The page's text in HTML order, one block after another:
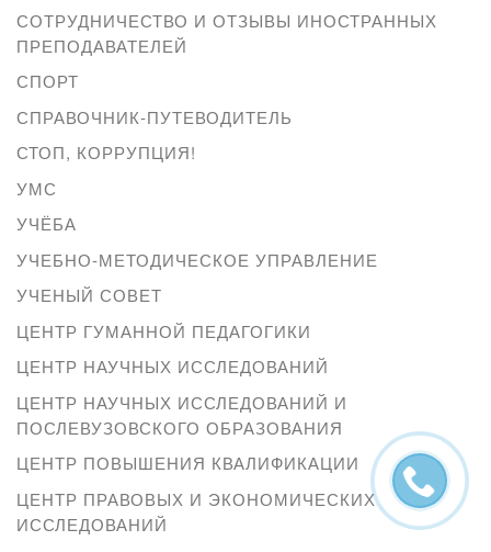
СОТРУДНИЧЕСТВО И ОТЗЫВЫ ИНОСТРАННЫХ
ПРЕПОДАВАТЕЛЕЙ
СПОРТ
СПРАВОЧНИК-ПУТЕВОДИТЕЛЬ
СТОП, КОРРУПЦИЯ!
УМС
УЧЁБА
УЧЕБНО-МЕТОДИЧЕСКОЕ УПРАВЛЕНИЕ
УЧЕНЫЙ СОВЕТ
ЦЕНТР ГУМАННОЙ ПЕДАГОГИКИ
ЦЕНТР НАУЧНЫХ ИССЛЕДОВАНИЙ
ЦЕНТР НАУЧНЫХ ИССЛЕДОВАНИЙ И
ПОСЛЕВУЗОВСКОГО ОБРАЗОВАНИЯ
ЦЕНТР ПОВЫШЕНИЯ КВАЛИФИКАЦИИ
ЦЕНТР ПРАВОВЫХ И ЭКОНОМИЧЕСКИХ
ИССЛЕДОВАНИЙ